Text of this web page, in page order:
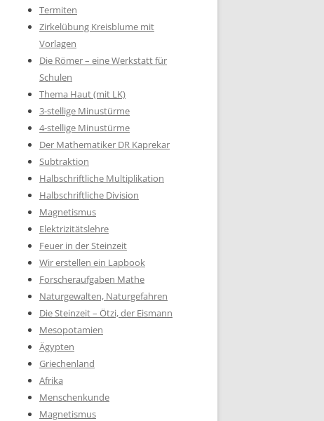
Termiten
Zirkelübung Kreisblume mit
Vorlagen
Die Römer – eine Werkstatt für
Schulen
Thema Haut (mit LK)
3-stellige Minustürme
4-stellige Minustürme
Der Mathematiker DR Kaprekar
Subtraktion
Halbschriftliche Multiplikation
Halbschriftliche Division
Magnetismus
Elektrizitätslehre
Feuer in der Steinzeit
Wir erstellen ein Lapbook
Forscheraufgaben Mathe
Naturgewalten, Naturgefahren
Die Steinzeit – Ötzi, der Eismann
Mesopotamien
Ägypten
Griechenland
Afrika
Menschenkunde
Magnetismus